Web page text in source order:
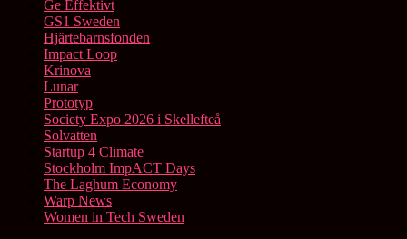
Ge Effektivt
GS1 Sweden
Hjärtebarnsfonden
Impact Loop
Krinova
Lunar
Prototyp
Society Expo 2026 i Skellefteå
Solvatten
Startup 4 Climate
Stockholm ImpACT Days
The Laghum Economy
Warp News
Women in Tech Sweden